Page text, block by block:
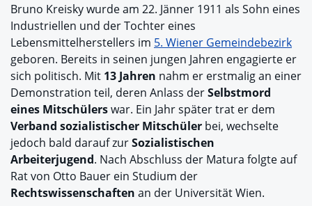
Bruno Kreisky wurde am 22. Jänner 1911 als Sohn eines
Industriellen und der Tochter eines
Lebensmittelherstellers im 5. Wiener Gemeindebezirk
geboren. Bereits in seinen jungen Jahren engagierte er
sich politisch. Mit 13 Jahren nahm er erstmalig an einer
Demonstration teil, deren Anlass derSelbstmord
eines Mitschülerswar. Ein Jahr später trat er dem
Verband sozialistischer Mitschüler bei, wechselte
jedoch bald darauf zurSozialistischen
Arbeiterjugend. Nach Abschluss der Matura folgte auf
Rat von Otto Bauer ein Studium der
Rechtswissenschaften an der Universität Wien.